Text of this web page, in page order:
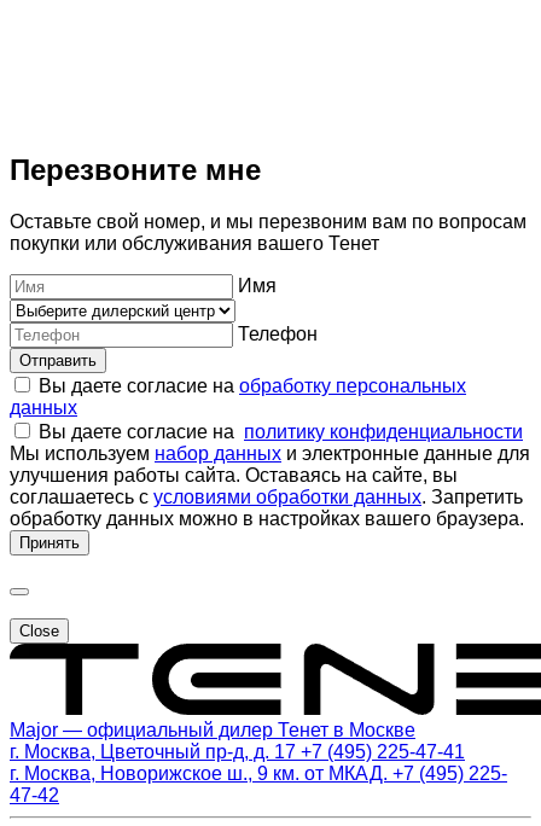
Перезвоните мне
Оставьте свой номер, и мы перезвоним вам по вопросам
покупки или обслуживания вашего Тенет
Имя
Телефон
Отправить
Вы даете согласие на обработку персональных
данных
Вы даете согласие на политику конфиденциальности
Мы используем набор данных и электронные данные для
улучшения работы сайта. Оставаясь на сайте, вы
соглашаетесь с условиями обработки данных. Запретить
обработку данных можно в настройках вашего браузера.
Принять
Close
Major — официальный дилер Тенет в Москве
г. Москва, Цветочный пр-д, д. 17 +7 (495) 225-47-41
г. Москва, Новорижское ш., 9 км. от МКАД. +7 (495) 225-
47-42